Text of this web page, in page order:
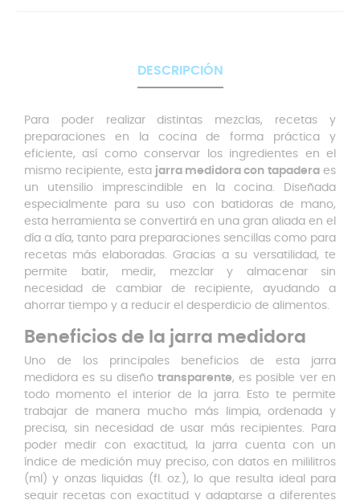
DESCRIPCIÓN
Para poder realizar distintas mezclas, recetas y
preparaciones en la cocina de forma práctica y
eficiente, así como conservar los ingredientes en el
mismo recipiente, esta jarra medidora con tapaderaes
un utensilio imprescindible en la cocina. Diseñada
especialmente para su uso con batidoras de mano,
esta herramienta se convertirá en una gran aliada en el
día a día, tanto para preparaciones sencillas como para
recetas más elaboradas. Gracias a su versatilidad, te
permite batir, medir, mezclar y almacenar sin
necesidad de cambiar de recipiente, ayudando a
ahorrar tiempo y a reducir el desperdicio de alimentos.
Beneficios de la jarra medidora
Uno de los principales beneficios de esta jarra
medidora es su diseño transparente, es posible ver en
todo momento el interior de la jarra. Esto te permite
trabajar de manera mucho más limpia, ordenada y
precisa, sin necesidad de usar más recipientes. Para
poder medir con exactitud, la jarra cuenta con un
índice de medición muy preciso, con datos en mililitros
(ml) y onzas liquidas (fl. oz.), lo que resulta ideal para
seguir recetas con exactitud y adaptarse a diferentes